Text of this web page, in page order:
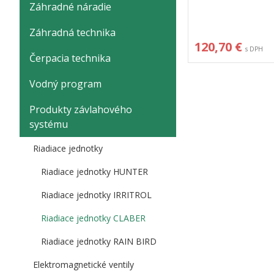
120,70 € s DPH
Záhradné náradie
Záhradná technika
Čerpacia technika
Vodný program
Produkty závlahového
systému
Riadiace jednotky
Riadiace jednotky HUNTER
Riadiace jednotky IRRITROL
Riadiace jednotky CLABER
Riadiace jednotky RAIN BIRD
Elektromagnetické ventily